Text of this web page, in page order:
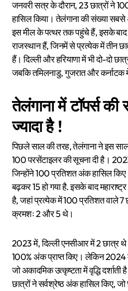
जनवरी सत्र के दौरान, 23 छात्रों ने
हासिल किया। तेलंगाना की संख्या
इस मील के पत्थर तक पहुंचे हैं, इसके
राजस्थान हैं, जिनमें से प्रत्येक में तीन
हैं। दिल्ली और हरियाणा में भी दो-दो
जबकि तमिलनाडु, गुजरात और कर्नाटक
तेलंगाना में टॉपर्स
ज्यादा है !
पिछले साल की तरह, तेलंगाना ने इस साल भी जेईई मेन में सबसे अधिक
100 परसेंटाइलर की सूचना दी है।
जिन्होंने 100 प्रतिशत अंक हासिल
बढ़कर 15 हो गया है. इसके बाद
है, जहां प्रत्येक में 100 प्रतिशत वाले
क्रमशः 2 और 5 थे।
2023 में, दिल्ली एनसीआर में 2 छात्र थे
100% अंक प्राप्त किए। लेकिन 2024
जो अकादमिक उत्कृष्टता में वृद्धि
छात्रों ने सर्वश्रेष्ठ अंक हासिल किए,